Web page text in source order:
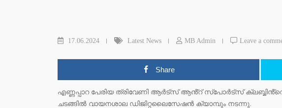
17.06.2024 Latest News MB Admin Leave a
Share
എണ്ണപ്പാറ പേരിയ ത്രിവേണി ആർട്സ് ആൻ്റ് സ്പോർട്സ്
ചടങ്ങിൽ വായനശാല ഡിജിറ്റലൈസേഷൻ ക്യാമ്പും നടന്നു.